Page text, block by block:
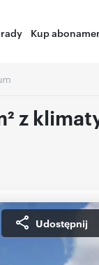
Kup
z
Udostępnij